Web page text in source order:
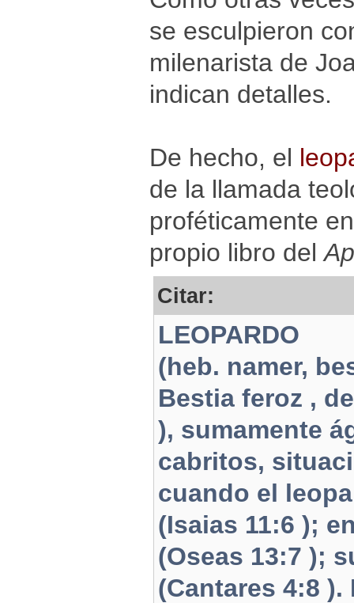
se esculpieron
milenarista de
indican detalles.
De hecho, el
de la llamada
proféticamente
propio libro del
Citar:
LEOPARDO
(heb. namer,
Bestia feroz ,
), sumamente
cabritos,
cuando el
(Isaias 11:6 );
(Oseas 13:7 );
(Cantares 4:8